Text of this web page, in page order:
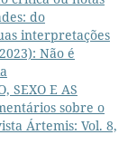
do
interpretações
Não é
SEXO E AS
sobre o
Ártemis: Vol. 8,